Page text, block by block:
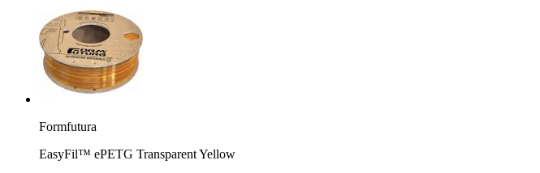
Formfutura
EasyFil™ ePETG Transparent Yellow